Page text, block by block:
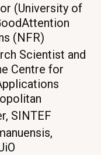
(University of
(NFR)
Scientist and
Centre for
SINTEF